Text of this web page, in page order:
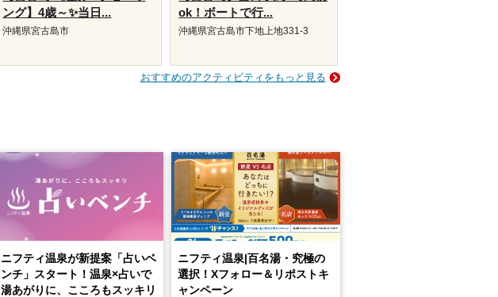
ング】4歳～✨当日...
沖縄県宮古島市
ok！ボートで行...
沖縄県宮古島市下地上地331-3
おすすめのアクティビティをもっと見る
ニフティ温泉が新提案「占いベ
ンチ」スタート！温泉×占いで
湯あがりに、こころもスッキリ
ニフティ温泉|百名湯・究極の
選択！Xフォロー＆リポストキ
ャンペーン